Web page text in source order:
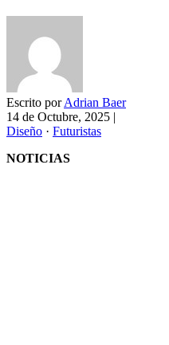
Escrito porAdrian Baer
14 de Octubre, 2025 |
Diseño · Futuristas
NOTICIAS